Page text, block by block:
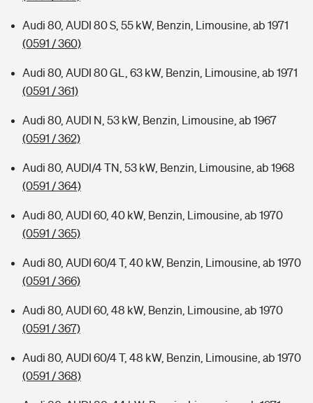
Audi 80, AUDI 80 S, 55 kW, Benzin, Limousine, ab 1971
(0591 / 360)
Audi 80, AUDI 80 GL, 63 kW, Benzin, Limousine, ab 1971
(0591 / 361)
Audi 80, AUDI N, 53 kW, Benzin, Limousine, ab 1967
(0591 / 362)
Audi 80, AUDI/4 TN, 53 kW, Benzin, Limousine, ab 1968
(0591 / 364)
Audi 80, AUDI 60, 40 kW, Benzin, Limousine, ab 1970
(0591 / 365)
Audi 80, AUDI 60/4 T, 40 kW, Benzin, Limousine, ab 1970
(0591 / 366)
Audi 80, AUDI 60, 48 kW, Benzin, Limousine, ab 1970
(0591 / 367)
Audi 80, AUDI 60/4 T, 48 kW, Benzin, Limousine, ab 1970
(0591 / 368)